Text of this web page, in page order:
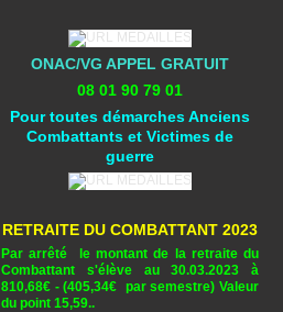
ONAC/VG APPEL GRATUIT
08 01 90 79 01
Pour toutes démarches Anciens
Combattants et Victimes de
guerre
RETRAITE DU COMBATTANT 2023
Par arrêté le montant de la retraite du
Combattant s'élève au 30.03.2023 à
810,68€ - (405,34€ par semestre) Valeur
du point 15,59..